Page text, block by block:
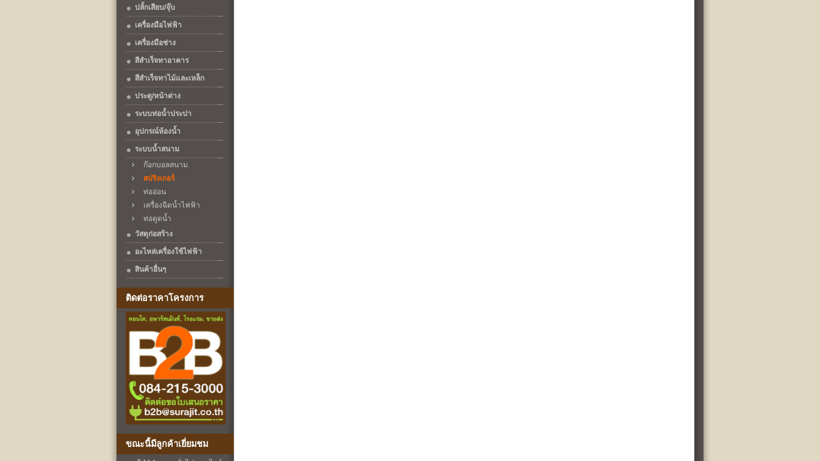
ปลั้กเสียบ/จุ๊บ
เครื่องมือไฟฟ้า
เครื่องมือช่าง
สีสำเร็จทาอาคาร
สีสำเร็จทาไม้และเหล็ก
ประตู/หน้าต่าง
ระบบท่อน้ำประปา
อุปกรณ์ห้องน้ำ
ระบบน้ำสนาม
ก๊อกบอลสนาม
สปริงเกอร์
ท่ออ่อน
เครื่องฉีดน้ำไฟฟ้า
ท่อดูดน้ำ
วัสดุก่อสร้าง
อะไหล่เครื่องใช้ไฟฟ้า
สินค้าอื่นๆ
ติดต่อราคาโครงการ
ขณะนี้มีลูกค้าเยี่ยมชม